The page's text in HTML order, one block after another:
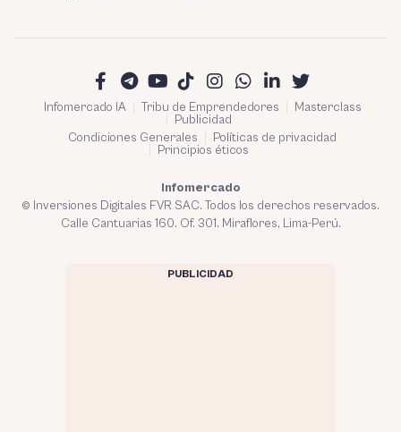
Infomercado IA Tribu de Emprendedores
Masterclass
Publicidad
Condiciones Generales
Políticas de privacidad
Principios éticos
Infomercado
© Inversiones Digitales FVR SAC. Todos los derechos reservados.
Calle Cantuarias 160. Of. 301. Miraflores, Lima-Perú.
PUBLICIDAD